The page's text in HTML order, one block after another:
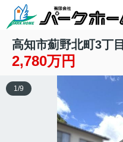
高知市薊野北町3丁
2,780万円
1/9